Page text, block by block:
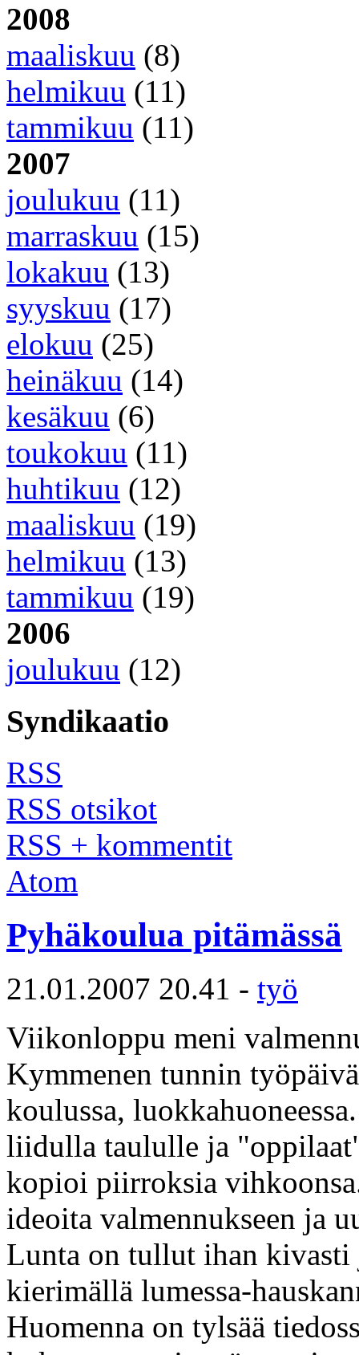
2008
maaliskuu (8)
helmikuu (11)
tammikuu (11)
2007
joulukuu (11)
marraskuu (15)
lokakuu (13)
syyskuu (17)
elokuu (25)
heinäkuu (14)
kesäkuu (6)
toukokuu (11)
huhtikuu (12)
maaliskuu (19)
helmikuu (13)
tammikuu (19)
2006
joulukuu (12)
Syndikaatio
RSS
RSS otsikot
RSS + kommentit
Atom
Pyhäkoulua pitämässä
21.01.2007 20.41 - työ
Viikonloppu meni
Kymmenen tunnin
koulussa,
liidulla taululle ja
kopioi piirroksia
ideoita valmennukseen ja
Lunta on tullut ihan
kierimällä lumessa-
Huomenna on tylsää